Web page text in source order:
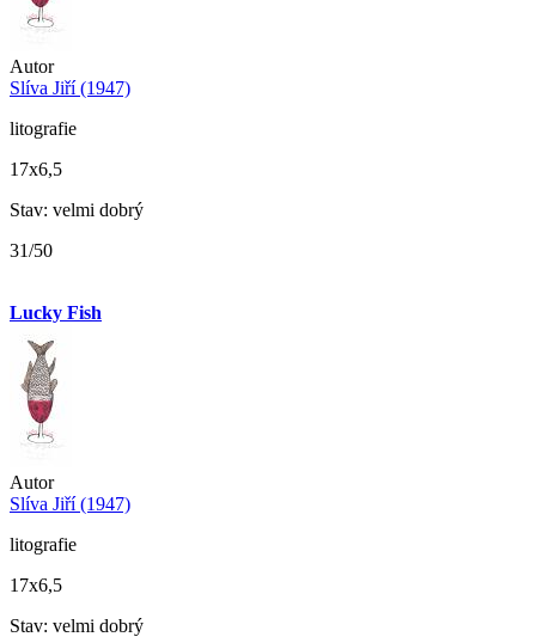
Autor
Slíva Jiří (1947)
litografie
17x6,5
Stav: velmi dobrý
31/50
Lucky Fish
Autor
Slíva Jiří (1947)
litografie
17x6,5
Stav: velmi dobrý